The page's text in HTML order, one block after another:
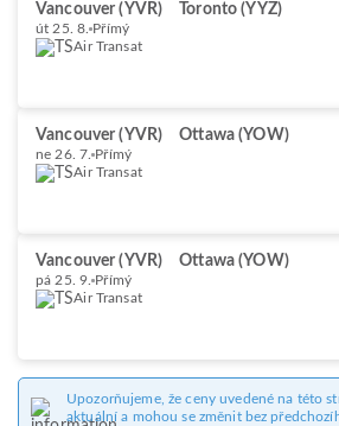
Vancouver (YVR) Toronto (YYZ)
út 25. 8. Přímý
Air Transat
Vancouver (YVR) Ottawa (YOW)
ne 26. 7. Přímý
Air Transat
Vancouver (YVR) Ottawa (YOW)
pá 25. 9. Přímý
Air Transat
Upozorňujeme, že ceny uvedené na této
aktuální a mohou se změnit bez